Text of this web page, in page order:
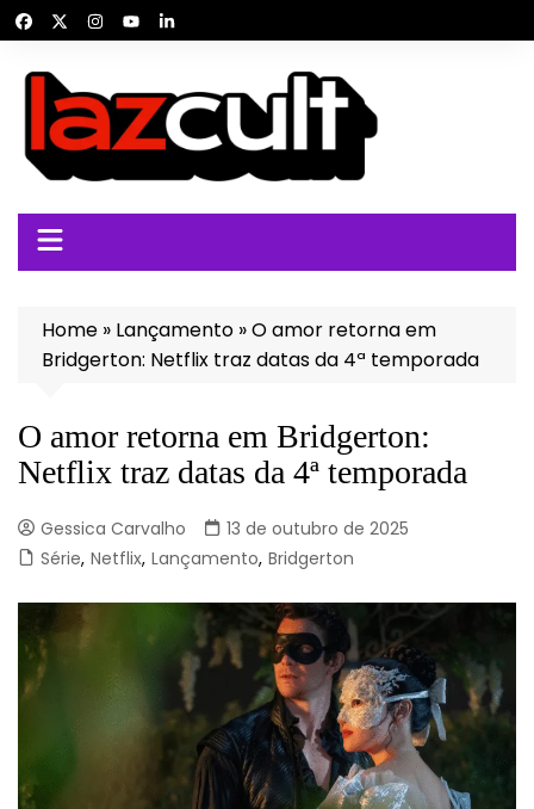
para
conteúdo
Home » Lançamento »O amor retorna em
Bridgerton: Netflix traz datas da 4ª temporada
O amor retorna em Bridgerton:
Netflix traz datas da 4ª temporada
Gessica Carvalho
13 de outubro de 2025
Série, Netflix, Lançamento, Bridgerton